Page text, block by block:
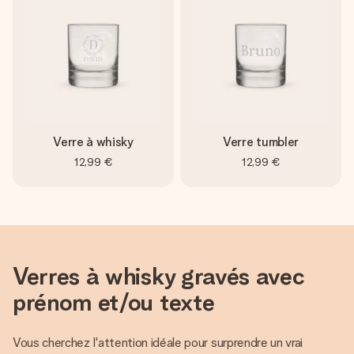
Verre à whisky
12,99 €
Verre tumbler
12,99 €
Verres à whisky gravés avec
prénom et/ou texte
Vous cherchez l'attention idéale pour surprendre un vrai